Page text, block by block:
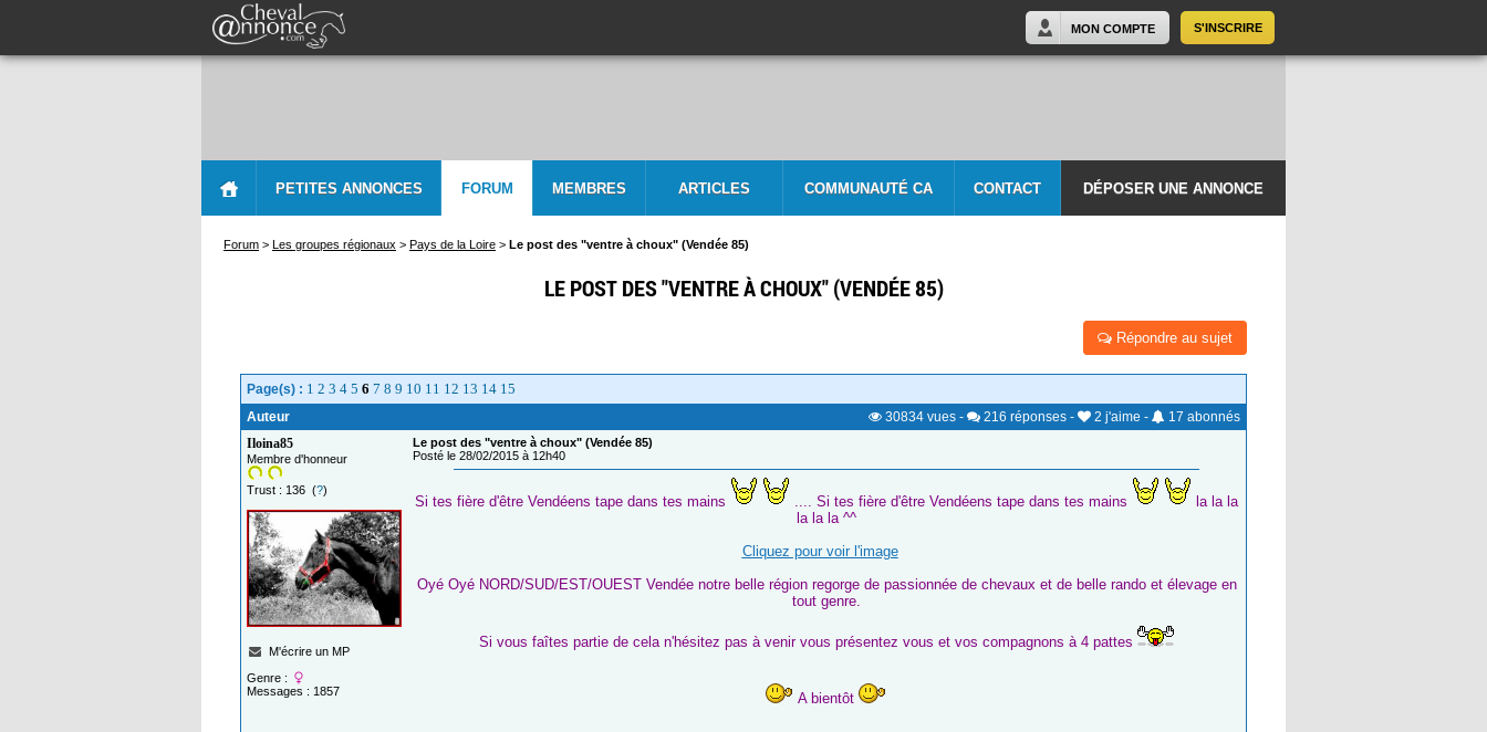
S'INSCRIRE
MON COMPTE
PETITES ANNONCES FORUM MEMBRES ARTICLES COMMUNAUTÉ CA CONTACT DÉPOSER UNE ANNONCE
Forum > Les groupes régionaux > Pays de la Loire > Le post des "ventre à choux" (Vendée 85)
LE POST DES "VENTRE À CHOUX" (VENDÉE 85)
Répondre au sujet
Page(s) : 1 2 3 4 5 6 7 8 9 10 11 12 13 14 15
Auteur 30834 vues - 216 réponses - 2 j'aime - 17 abonnés
Iloina85
Membre d'honneur
Trust : 136 (?)
M'écrire un MP
Genre :
Messages : 1857
Le post des "ventre à choux" (Vendée 85)
Posté le 28/02/2015 à 12h40
Si tes fière d'être Vendéens tape dans tes mains .... Si tes fière d'être Vendéens tape dans tes mains
la la la
la la la ^^
Cliquez pour voir l'image
Oyé Oyé NORD/SUD/EST/OUEST Vendée notre belle région regorge de passionnée de chevaux et de belle rando et élevage en
tout genre.
Si vous faîtes partie de cela n'hésitez pas à venir vous présentez vous et vos compagnons à 4 pattes
A bientôt